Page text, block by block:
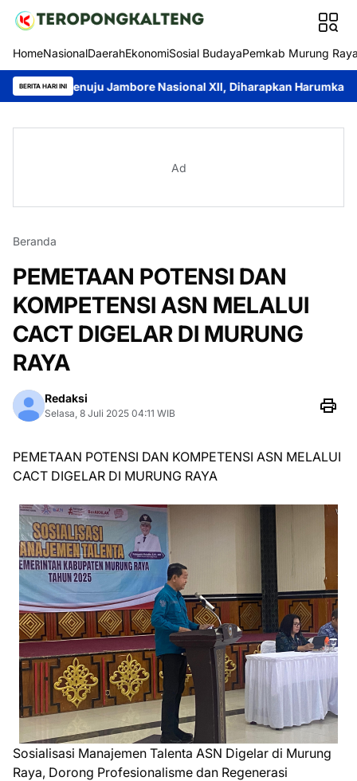
HomeNasionalDaerahEkonomiSosial BudayaPemkab Murung
BERITA HARI INIJambore Nasional XII, Diharapkan Harumkan Nama
Ad
Beranda
PEMETAAN POTENSI DAN
KOMPETENSI ASN MELALUI
CACT DIGELAR DI MURUNG
RAYA
Redaksi
Selasa, 8 Juli 2025 04:11 WIB
PEMETAAN POTENSI DAN KOMPETENSI ASN MELALUI
CACT DIGELAR DI MURUNG RAYA
Sosialisasi Manajemen Talenta ASN Digelar di Murung
Raya, Dorong Profesionalisme dan Regenerasi